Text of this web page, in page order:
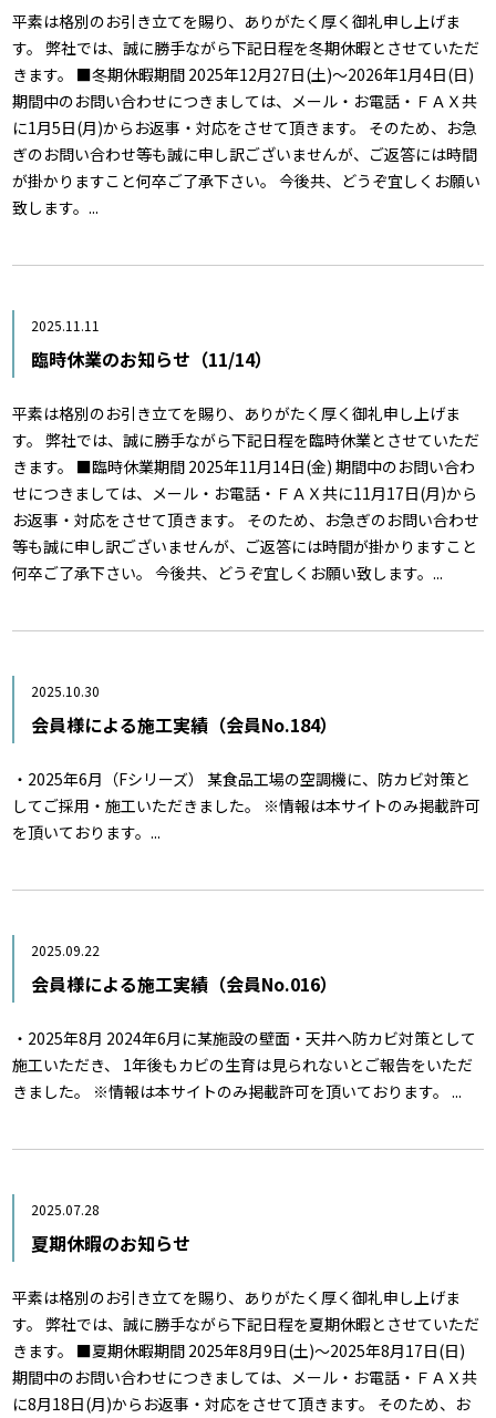
平素は格別のお引き立てを賜り、ありがたく厚く御礼申し上げま
す。 弊社では、誠に勝手ながら下記日程を冬期休暇とさせていただ
きます。 ■冬期休暇期間 2025年12月27日(土)～2026年1月4日(日)
期間中のお問い合わせにつきましては、メール・お電話・ＦＡＸ共
に1月5日(月)からお返事・対応をさせて頂きます。 そのため、お急
ぎのお問い合わせ等も誠に申し訳ございませんが、ご返答には時間
が掛かりますこと何卒ご了承下さい。 今後共、どうぞ宜しくお願い
致します。...
2025.11.11
臨時休業のお知らせ（11/14）
平素は格別のお引き立てを賜り、ありがたく厚く御礼申し上げま
す。 弊社では、誠に勝手ながら下記日程を臨時休業とさせていただ
きます。 ■臨時休業期間 2025年11月14日(金) 期間中のお問い合わ
せにつきましては、メール・お電話・ＦＡＸ共に11月17日(月)から
お返事・対応をさせて頂きます。 そのため、お急ぎのお問い合わせ
等も誠に申し訳ございませんが、ご返答には時間が掛かりますこと
何卒ご了承下さい。 今後共、どうぞ宜しくお願い致します。...
2025.10.30
会員様による施工実績（会員No.184）
・2025年6月（Fシリーズ） 某食品工場の空調機に、防カビ対策と
してご採用・施工いただきました。 ※情報は本サイトのみ掲載許可
を頂いております。...
2025.09.22
会員様による施工実績（会員No.016）
・2025年8月 2024年6月に某施設の壁面・天井へ防カビ対策として
施工いただき、 1年後もカビの生育は見られないとご報告をいただ
きました。 ※情報は本サイトのみ掲載許可を頂いております。 ...
2025.07.28
夏期休暇のお知らせ
平素は格別のお引き立てを賜り、ありがたく厚く御礼申し上げま
す。 弊社では、誠に勝手ながら下記日程を夏期休暇とさせていただ
きます。 ■夏期休暇期間 2025年8月9日(土)～2025年8月17日(日)
期間中のお問い合わせにつきましては、メール・お電話・ＦＡＸ共
に8月18日(月)からお返事・対応をさせて頂きます。 そのため、お